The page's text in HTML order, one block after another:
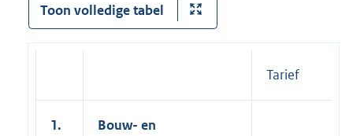
Toon volledige tabel
Tarief
1.
Bouw- en